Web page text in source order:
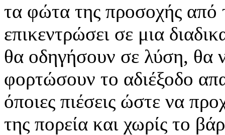
τα φώτα της προσοχής
επικεντρώσει σε μια
θα οδηγήσουν σε λύση, θα
φορτώσουν το αδιέξοδο
όποιες πιέσεις ώστε να
της πορεία και χωρίς το